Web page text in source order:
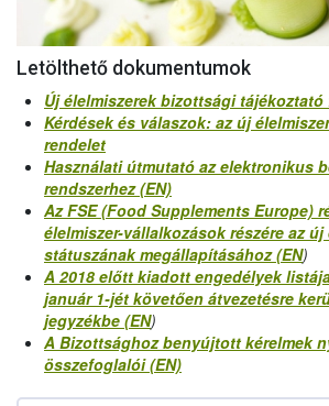
Letölthető dokumentumok
Új élelmiszerek bizottsági tájékoztató
Kérdések és válaszok: az új
rendelet
Használati útmutató az elektronikus
rendszerhez (EN)
Az FSE (Food Supplements Europe)
élelmiszer-vállalkozások részére az új
státuszának megállapításához (EN)
A 2018 előtt kiadott engedélyek
január 1-jét követően átvezetésre
jegyzékbe (EN)
A Bizottsághoz benyújtott kérelmek
összefoglalói (EN)